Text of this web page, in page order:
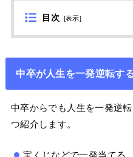
目次 [表示]
中卒が人生を一発逆転す
中卒からでも人生を一発逆
つ紹介します。
宝くじなどで一発当てる